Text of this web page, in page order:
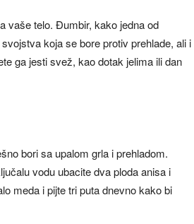
vaše telo. Đumbir, kako jedna od
koja se bore protiv prehlade, ali i
ga jesti svež, kao dotak jelima ili dan
bori sa upalom grla i prehladom.
vodu ubacite dva ploda anisa i
meda i pijte tri puta dnevno kako bi